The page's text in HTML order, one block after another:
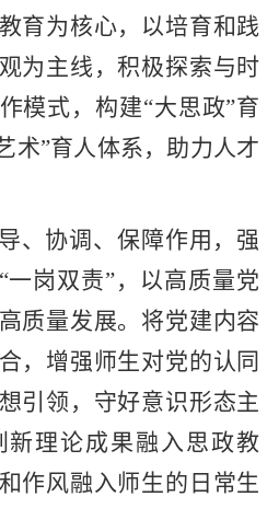
育为核心，以培育和践
为主线，积极探索与时
模式，构建“大思政”育
术”育人体系，助力人才
、协调、保障作用，强
一岗双责”，以高质量党
质量发展。将党建内容
，增强师生对党的认同
引领，守好意识形态主
新理论成果融入思政教
作风融入师生的日常生